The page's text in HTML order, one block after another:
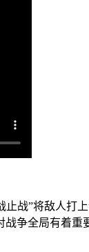
战”将敌人打
争全局有着重